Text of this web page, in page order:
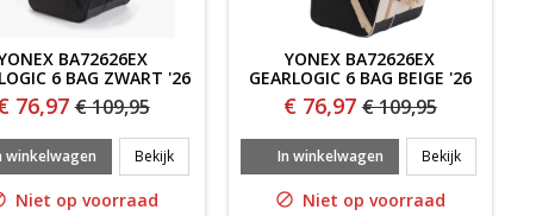
GEARLOGIC BACKPACK BEIGE '26
BA72626EX
6 BAG ZWART '26
76,97 € 109,95
winkelwagen BekijkYONEX BA72626EX GEARLOGIC 6 BAG ZWART '26
Niet op voorraad
YONEX BA72626EX
GEARLOGIC 6 BAG BEIGE '26
€ 76,97 € 109,95
In winkelwagen BekijkYONEX
 Niet op voorraad